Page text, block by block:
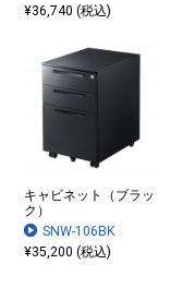
¥36,740 (税込)
キャビネット（ブラッ
ク）
SNW-106BK
¥35,200 (税込)